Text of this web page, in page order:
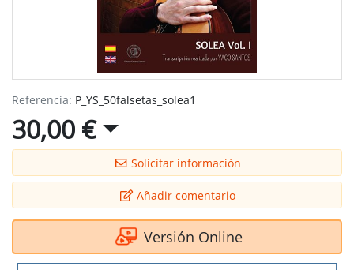
Referencia: P_YS_50falsetas_solea1
30,00 €
Solicitar información
Añadir comentario
Versión Online